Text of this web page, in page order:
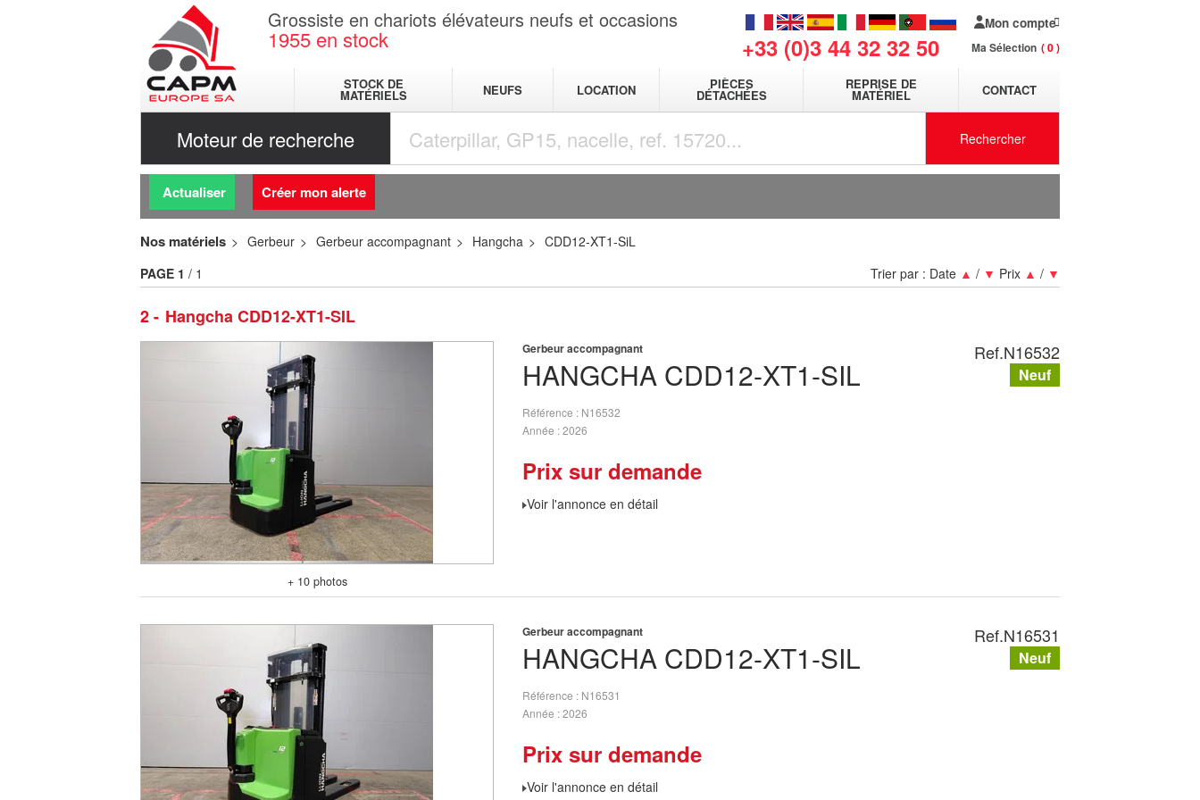
Grossiste en chariots élévateurs neufs et occasions
1955 en stock +33 (0)3 44 32 32 50
Mon compte
Ma Sélection 0
STOCK DE
MATÉRIELS NEUFS LOCATION PIÈCES
DÉTACHÉES
REPRISE DE
MATÉRIEL CONTACT
Moteur de recherche Rechercher
Actualiser Créer mon alerte
Nos matériels Gerbeur Gerbeur accompagnant Hangcha CDD12-XT1-SiL
2 Hangcha CDD12-XT1-SIL
Trier par : Date ▲ / ▼ Prix ▲ / ▼
PAGE 1 / 1
+ 10 photos
HANGCHA CDD12-XT1-SIL
Gerbeur accompagnant
Référence
N16532
Année 2026
Prix sur demande
Voir l'annonce en détail
Ref.N16532
Neuf
HANGCHA CDD12-XT1-SIL
Gerbeur accompagnant
Référence
N16531
Année 2026
Prix sur demande
Voir l'annonce en détail
Ref.N16531
Neuf